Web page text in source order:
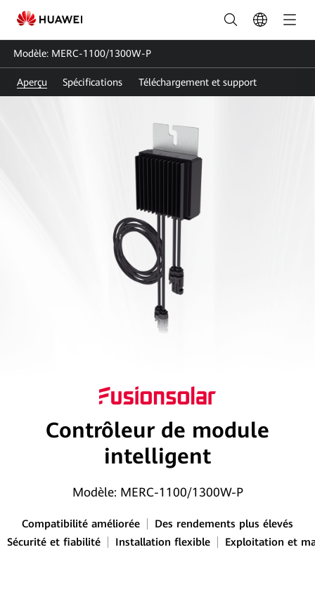
Optimiseur
de
module
intelligent_Optimiseur
Modèle: MERC-1100/1300W-P
Aperçu Spécifications Téléchargement et support
Contrôleur de module
intelligent
Modèle: MERC-1100/1300W-P
Compatibilité améliorée
Des rendements plus élevés
Sécurité et fiabilité
Installation flexible Exploitation et